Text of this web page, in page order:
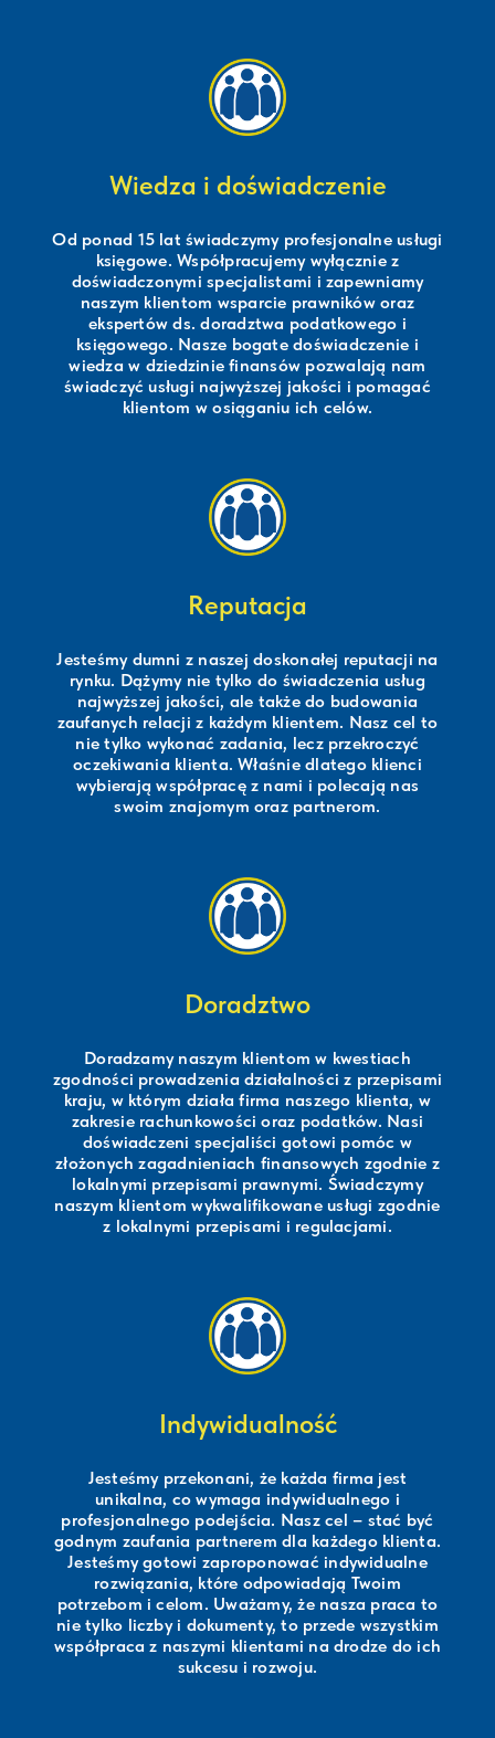
Wiedza i doświadczenie
Od ponad 15 lat świadczymy profesjonalne usługi
księgowe. Współpracujemy wyłącznie z
doświadczonymi specjalistami i zapewniamy
naszym klientom wsparcie prawników oraz
ekspertów ds. doradztwa podatkowego i
księgowego. Nasze bogate doświadczenie i
wiedza w dziedzinie finansów pozwalają nam
świadczyć usługi najwyższej jakości i pomagać
klientom w osiąganiu ich celów.
Reputacja
Jesteśmy dumni z naszej doskonałej reputacji na
rynku. Dążymy nie tylko do świadczenia usług
najwyższej jakości, ale także do budowania
zaufanych relacji z każdym klientem. Nasz cel to
nie tylko wykonać zadania, lecz przekroczyć
oczekiwania klienta. Właśnie dlatego klienci
wybierają współpracę z nami i polecają nas
swoim znajomym oraz partnerom.
Doradztwo
Doradzamy naszym klientom w kwestiach
zgodności prowadzenia działalności z przepisami
kraju, w którym działa firma naszego klienta, w
zakresie rachunkowości oraz podatków. Nasi
doświadczeni specjaliści gotowi pomóc w
złożonych zagadnieniach finansowych zgodnie z
lokalnymi przepisami prawnymi. Świadczymy
naszym klientom wykwalifikowane usługi zgodnie
z lokalnymi przepisami i regulacjami.
Indywidualność
Jesteśmy przekonani, że każda firma jest
unikalna, co wymaga indywidualnego i
profesjonalnego podejścia. Nasz cel – stać być
godnym zaufania partnerem dla każdego klienta.
Jesteśmy gotowi zaproponować indywidualne
rozwiązania, które odpowiadają Twoim
potrzebom i celom. Uważamy, że nasza praca to
nie tylko liczby i dokumenty, to przede wszystkim
współpraca z naszymi klientami na drodze do ich
sukcesu i rozwoju.